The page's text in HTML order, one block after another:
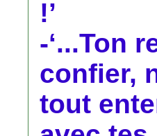
!’
-‘...Ton
confier,
tout